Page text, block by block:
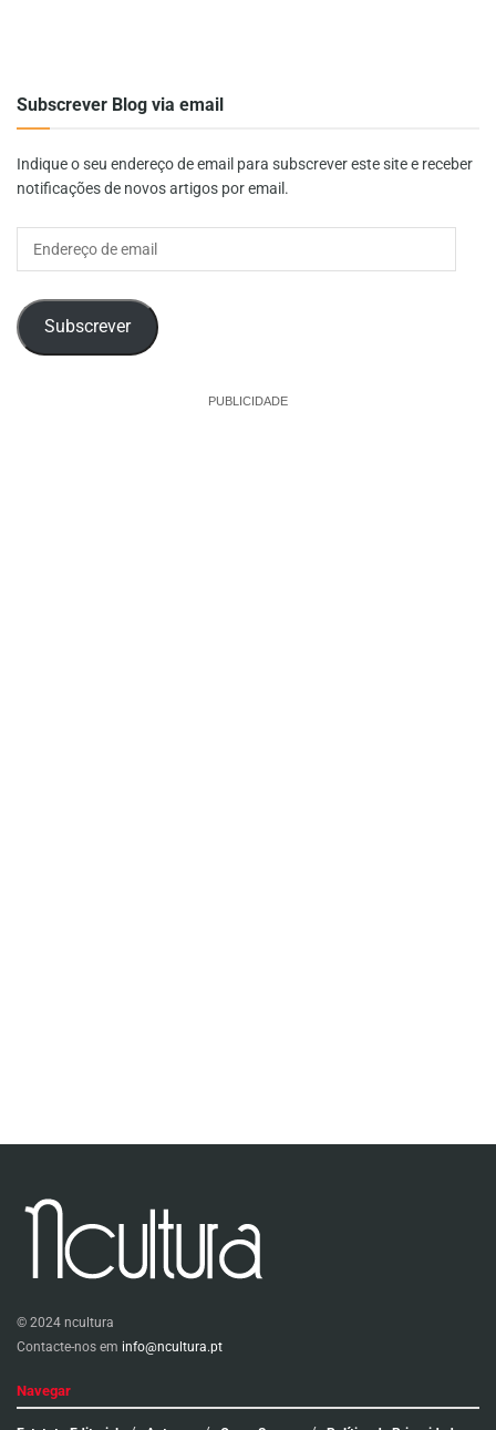
Subscrever Blog via email
Indique o seu endereço de email para subscrever este site e receber
notificações de novos artigos por email.
Subscrever
PUBLICIDADE
© 2024 ncultura
Contacte-nos em info@ncultura.pt
Navegar